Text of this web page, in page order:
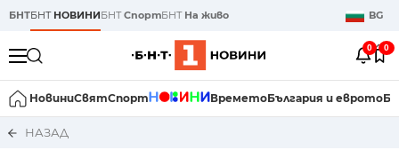
БНТБНТ НОВИНИБНТСпортБНТ На живо BG
0 0
НовиниСвятСпорт ВреметоБългария и еврото
НАЗАД